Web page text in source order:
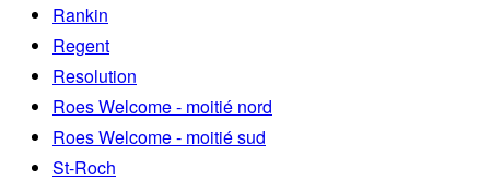
Rankin
Regent
Resolution
Roes Welcome - moitié nord
Roes Welcome - moitié sud
St-Roch